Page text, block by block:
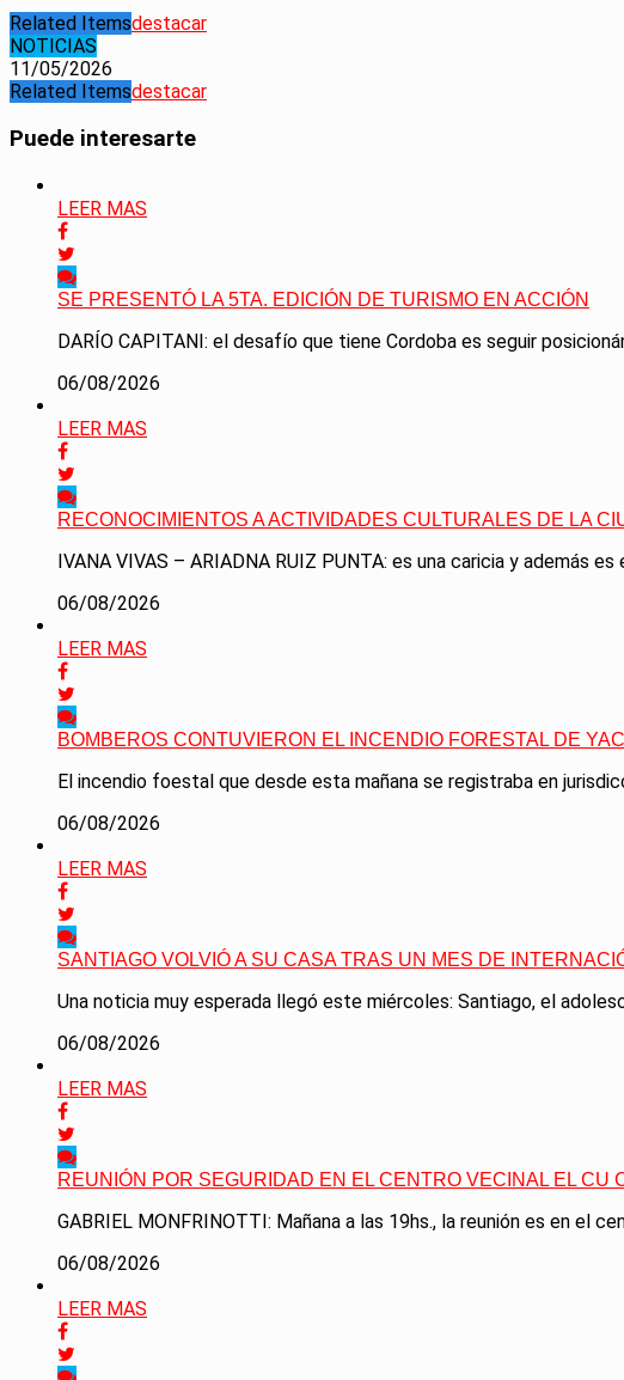
Related Itemsdestacar
NOTICIAS
11/05/2026
Related Itemsdestacar
Puede interesarte
LEER MAS
SE PRESENTÓ LA 5TA. EDICIÓN DE TURISMO EN ACCIÓN
DARÍO CAPITANI: el desafío que tiene Cordoba es seguir
06/08/2026
LEER MAS
RECONOCIMIENTOS A ACTIVIDADES CULTURALES DE LA
IVANA VIVAS – ARIADNA RUIZ PUNTA: es una caricia y además
06/08/2026
LEER MAS
BOMBEROS CONTUVIERON EL INCENDIO FORESTAL DE
El incendio foestal que desde esta mañana se registraba en
06/08/2026
LEER MAS
SANTIAGO VOLVIÓ A SU CASA TRAS UN MES DE
Una noticia muy esperada llegó este miércoles: Santiago, el
06/08/2026
LEER MAS
REUNIÓN POR SEGURIDAD EN EL CENTRO VECINAL EL CU
GABRIEL MONFRINOTTI: Mañana a las 19hs., la reunión es en el
06/08/2026
LEER MAS